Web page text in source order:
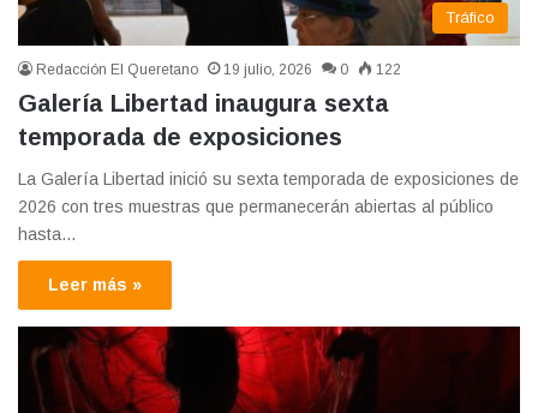
Tráfico
Redacción El Queretano 19 julio, 2026 0 122
Galería Libertad inaugura sexta
temporada de exposiciones
La Galería Libertad inició su sexta temporada de exposiciones de
2026 con tres muestras que permanecerán abiertas al público
hasta…
Leer más »